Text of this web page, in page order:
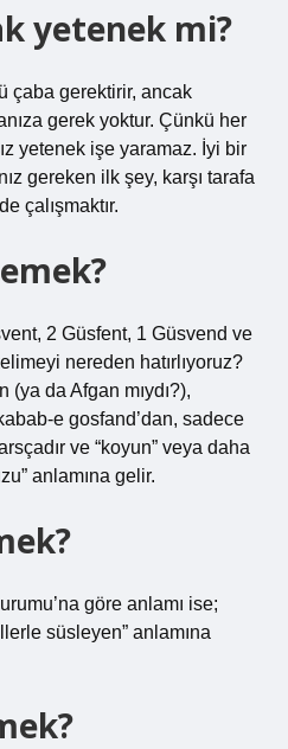
yetenek mi?
çaba gerektirir, ancak
gerek yoktur. Çünkü her
yetenek işe yaramaz. İyi bir
gereken ilk şey, karşı tarafa
çalışmaktır.
2 Güsfent, 1 Güsvend ve
nereden hatırlıyoruz?
(ya da Afgan mıydı?),
e gosfand’dan, sadece
ve “koyun” veya daha
anlamına gelir.
göre anlamı ise;
süsleyen” anlamına